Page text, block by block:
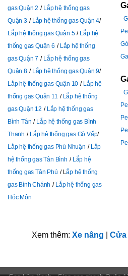
gas Quận 2
Lắp hệ thống gas
Quận 3
Lắp hệ thống gas Quận 4
Lắp hệ thống gas Quận 5
Lắp hệ
thống gas Quận 6
Lắp hệ thống
gas Quận 7
Lắp hệ thống gas
Quận 8
Lắp hệ thống gas Quận 9
Lắp hệ thống gas Quận 10
Lắp hệ
thống gas Quận 11
Lắp hệ thống
gas Quận 12
Lắp hệ thống gas
Bình Tân
Lắp hệ thống gas Bình
Thạnh
Lắp hệ thống gas Gò Vấp
Lắp hệ thống gas Phú Nhuận
Lắp
hệ thống gas Tân Bình
Lắp hệ
thống gas Tân Phú
Lắp hệ thống
gas Bình Chánh
Lắp hệ thống gas
Hóc Môn
Xem thêm: Xe nâng Cửa